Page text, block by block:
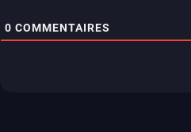
0 COMMENTAIRES